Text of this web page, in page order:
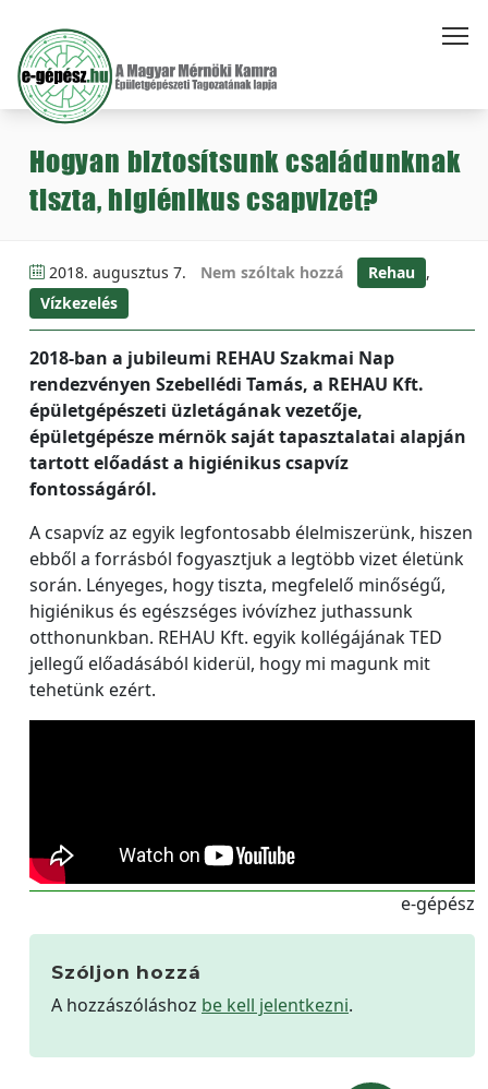
Hogyan biztosítsunk családunknak
tiszta, higiénikus csapvizet?
2018. augusztus 7. Nem szóltak hozzá Rehau
,
Vízkezelés
2018-ban a jubileumi REHAU Szakmai Nap
rendezvényen Szebellédi Tamás, a REHAU Kft.
épületgépészeti üzletágának vezetője,
épületgépésze mérnök saját tapasztalatai alapján
tartott előadást a higiénikus csapvíz
fontosságáról.
A csapvíz az egyik legfontosabb élelmiszerünk, hiszen
ebből a forrásból fogyasztjuk a legtöbb vizet életünk
során. Lényeges, hogy tiszta, megfelelő minőségű,
higiénikus és egészséges ivóvízhez juthassunk
otthonunkban. REHAU Kft. egyik kollégájának TED
jellegű előadásából kiderül, hogy mi magunk mit
tehetünk ezért.
e-gépész
Szóljon hozzá
A hozzászóláshoz be kell jelentkezni.